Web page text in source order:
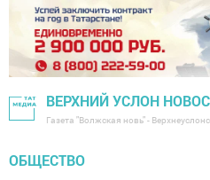
ВЕРХНИЙ УСЛОН
Газета "Волжская новь" -
ОБЩЕСТВО